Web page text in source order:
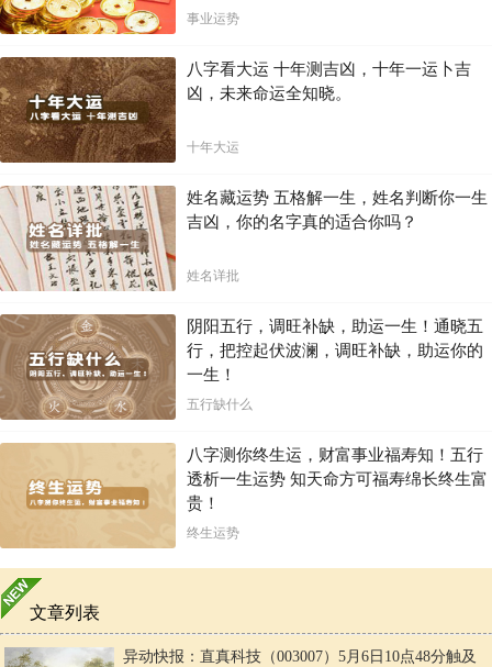
局！！
事业运势
八字看大运 十年测吉凶，十年一运卜吉
凶，未来命运全知晓。
十年大运
姓名藏运势 五格解一生，姓名判断你一生
吉凶，你的名字真的适合你吗？
姓名详批
阴阳五行，调旺补缺，助运一生！通晓五
行，把控起伏波澜，调旺补缺，助运你的
一生！
五行缺什么
八字测你终生运，财富事业福寿知！五行
透析一生运势 知天命方可福寿绵长终生富
贵！
终生运势
文章列表
异动快报：直真科技（003007）5月6日10点48分触及